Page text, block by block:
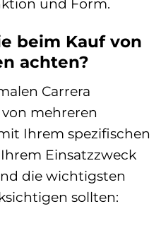
und Form.
beim Kauf von
achten?
Carrera
mehreren
Ihrem spezifischen
Einsatzzweck
die wichtigsten
sollten: